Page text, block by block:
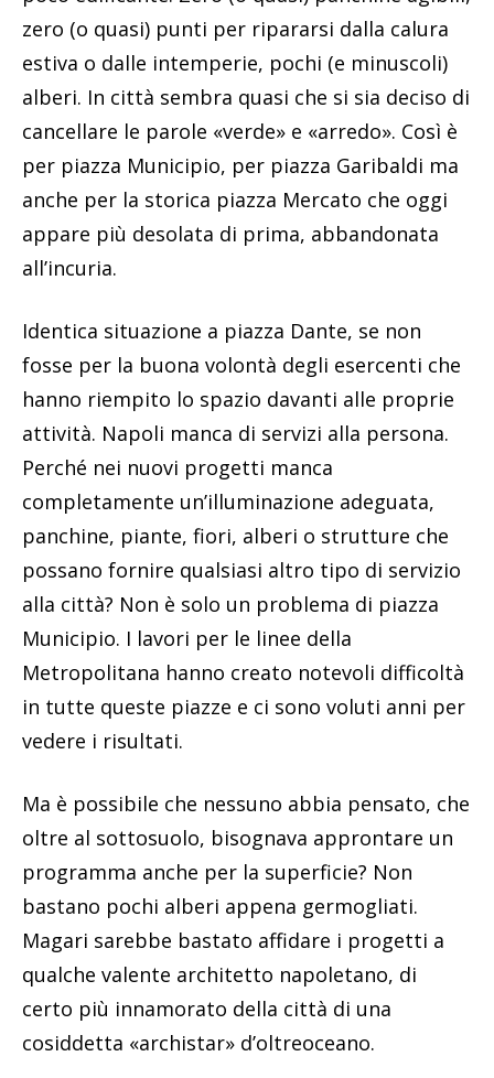
zero (o quasi) punti per ripararsi dalla calura
estiva o dalle intemperie, pochi (e minuscoli)
alberi. In città sembra quasi che si sia deciso di
cancellare le parole «verde» e «arredo». Così è
per piazza Municipio, per piazza Garibaldi ma
anche per la storica piazza Mercato che oggi
appare più desolata di prima, abbandonata
all’incuria.
Identica situazione a piazza Dante, se non
fosse per la buona volontà degli esercenti che
hanno riempito lo spazio davanti alle proprie
attività. Napoli manca di servizi alla persona.
Perché nei nuovi progetti manca
completamente un’illuminazione adeguata,
panchine, piante, fiori, alberi o strutture che
possano fornire qualsiasi altro tipo di servizio
alla città? Non è solo un problema di piazza
Municipio. I lavori per le linee della
Metropolitana hanno creato notevoli difficoltà
in tutte queste piazze e ci sono voluti anni per
vedere i risultati.
Ma è possibile che nessuno abbia pensato, che
oltre al sottosuolo, bisognava approntare un
programma anche per la superficie? Non
bastano pochi alberi appena germogliati.
Magari sarebbe bastato affidare i progetti a
qualche valente architetto napoletano, di
certo più innamorato della città di una
cosiddetta «archistar» d’oltreoceano.